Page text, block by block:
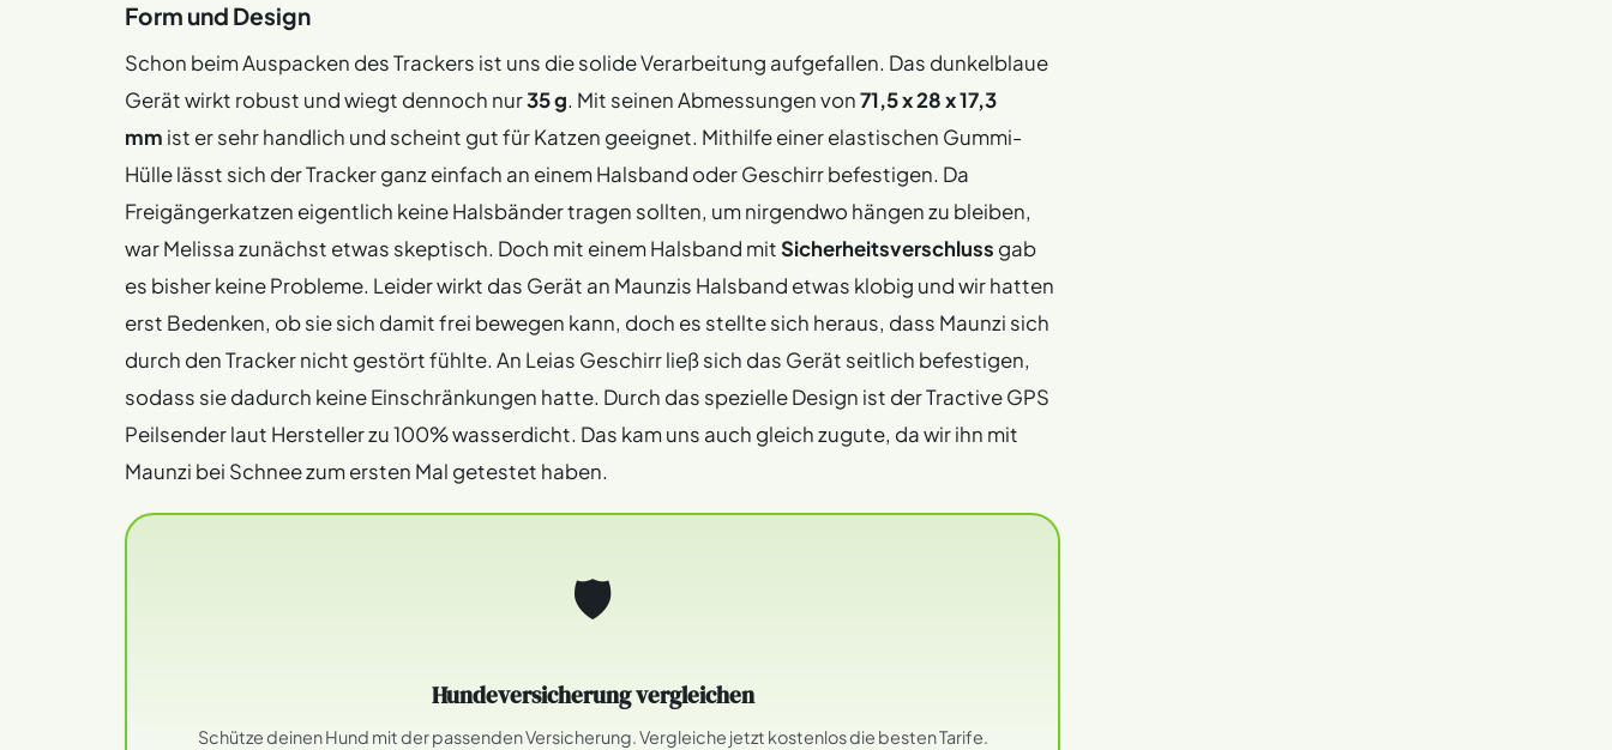
Form und Design
Schon beim Auspacken des Trackers ist uns die solide Verarbeitung aufgefallen. Das dunkelblaue
Gerät wirkt robust und wiegt dennoch nur35 g. Mit seinen Abmessungen von71,5 x 28 x 17,3
mm ist er sehr handlich und scheint gut für Katzen geeignet. Mithilfe einer elastischen Gummi-
Hülle lässt sich der Tracker ganz einfach an einem Halsband oder Geschirr befestigen. Da
Freigängerkatzen eigentlich keine Halsbänder tragen sollten, um nirgendwo hängen zu bleiben,
war Melissa zunächst etwas skeptisch. Doch mit einem Halsband mitSicherheitsverschluss gab
es bisher keine Probleme. Leider wirkt das Gerät an Maunzis Halsband etwas klobig und wir hatten
erst Bedenken, ob sie sich damit frei bewegen kann, doch es stellte sich heraus, dass Maunzi sich
durch den Tracker nicht gestört fühlte. An Leias Geschirr ließ sich das Gerät seitlich befestigen,
sodass sie dadurch keine Einschränkungen hatte. Durch das spezielle Design ist der Tractive GPS
Peilsender laut Hersteller zu 100% wasserdicht. Das kam uns auch gleich zugute, da wir ihn mit
Maunzi bei Schnee zum ersten Mal getestet haben.
🛡
Hundeversicherung vergleichen
Schütze deinen Hund mit der passenden Versicherung. Vergleiche jetzt kostenlos die besten Tarife.